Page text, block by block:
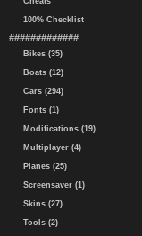
100% Checklist
#############
Bikes (35)
Boats (12)
Cars (294)
Fonts (1)
Modifications (19)
Multiplayer (4)
Planes (25)
Screensaver (1)
Skins (27)
Tools (2)